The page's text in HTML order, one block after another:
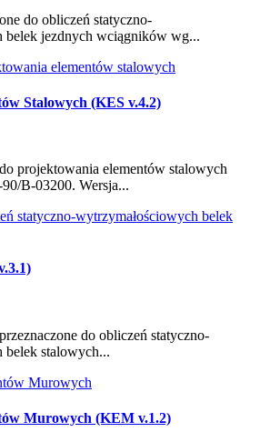
do obliczeń statyczno-
belek jezdnych wciągników wg...
Stalowych (KES v.4.2)
projektowania elementów stalowych
B-03200. Wersja...
do obliczeń statyczno-
belek stalowych...
Murowych (KEM v.1.2)